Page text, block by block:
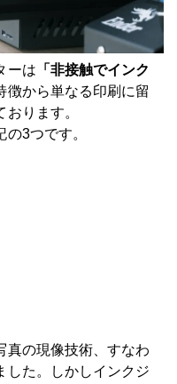
ーは 「非接触でインク
徴から単なる印刷に留
ります。
3つです。
真の現像技術、すなわ
した。しかしインクジ